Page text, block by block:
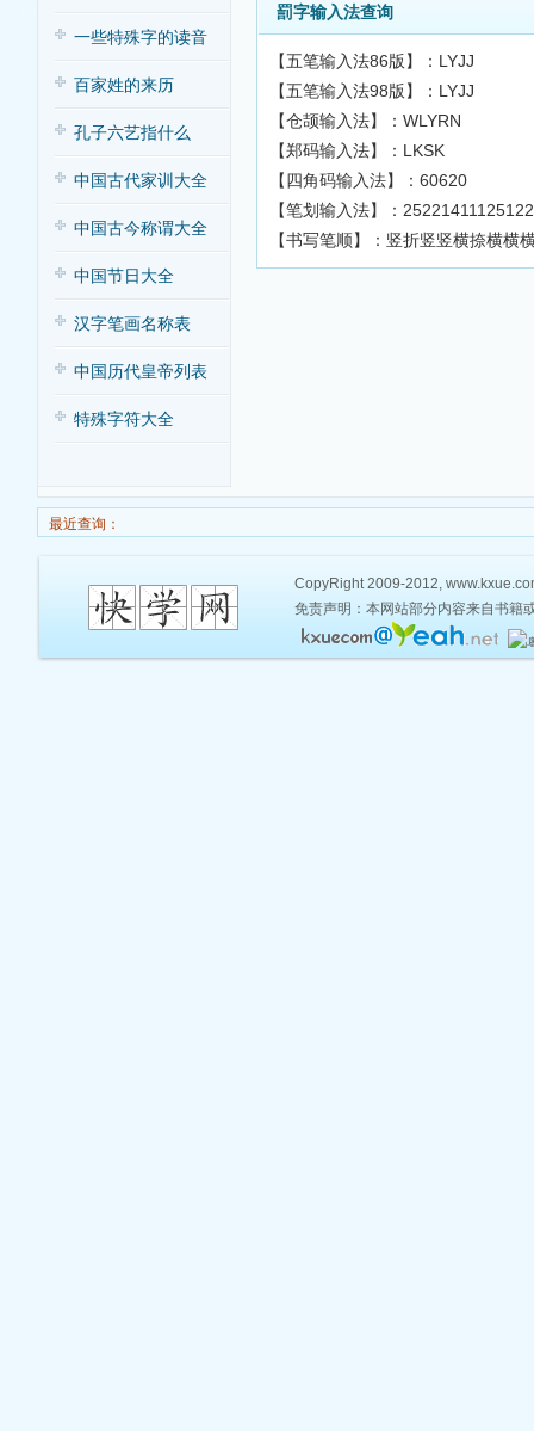
一些特殊字的读音
百家姓的来历
孔子六艺指什么
中国古代家训大全
中国古今称谓大全
中国节日大全
汉字笔画名称表
中国历代皇帝列表
特殊字符大全
罰字输入法查询
【五笔输入法86版】：LYJJ
【五笔输入法98版】：LYJJ
【仓颉输入法】：WLYRN
【郑码输入法】：LKSK
【四角码输入法】：60620
【笔划输入法】：
【书写笔顺】：竖折竖竖横捺横横
最近查询：
CopyRight 2009-2012,
免责声明：本网站部分内容来自书籍